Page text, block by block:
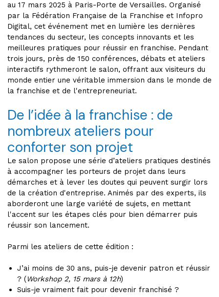
au 17 mars 2025 à Paris-Porte de Versailles. Organisé
par la Fédération Française de la Franchise et Infopro
Digital, cet événement met en lumière les dernières
tendances du secteur, les concepts innovants et les
meilleures pratiques pour réussir en franchise. Pendant
trois jours, près de 150 conférences, débats et ateliers
interactifs rythmeront le salon, offrant aux visiteurs du
monde entier une véritable immersion dans le monde de
la franchise et de l'entrepreneuriat.
De l’idée à la franchise : de
nombreux ateliers pour
conforter son projet
Le salon propose une série d’ateliers pratiques destinés
à accompagner les porteurs de projet dans leurs
démarches et à lever les doutes qui peuvent surgir lors
de la création d'entreprise. Animés par des experts, ils
aborderont une large variété de sujets, en mettant
l'accent sur les étapes clés pour bien démarrer puis
réussir son lancement.
Parmi les ateliers de cette édition :
J’ai moins de 30 ans, puis-je devenir patron et réussir
? (Workshop 2, 15 mars à 12h)
Suis-je vraiment fait pour devenir franchisé ?